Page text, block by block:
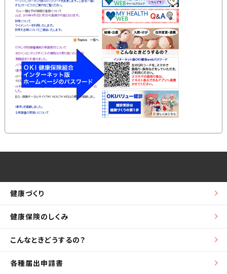
健康づくり
健康保険のしくみ
こんなときどうするの？
各種届出申請書